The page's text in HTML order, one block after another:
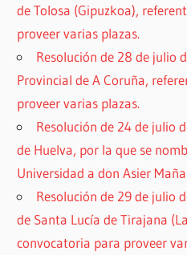
de Tolosa (Gipuzkoa),
proveer varias plazas.
Resolución de 28 de julio
Provincial de A Coruña,
proveer varias plazas.
Resolución de 24 de julio
de Huelva, por la que se
Universidad a don Asier
Resolución de 29 de julio
de Santa Lucía de Tirajana
convocatoria para proveer